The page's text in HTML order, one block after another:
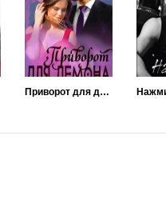
Приворот для демона